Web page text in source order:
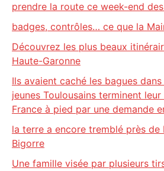
prendre la route ce week-end
badges, contrôles… ce que la
Découvrez les plus beaux
Haute-Garonne
Ils avaient caché les bagues
jeunes Toulousains terminent
France à pied par une demande
la terre a encore tremblé près de
Bigorre
Une famille visée par plusieurs